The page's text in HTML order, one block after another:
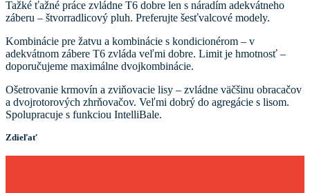
Tažké ťažné práce zvládne T6 dobre len s náradím adekvátneho
záberu – štvorradlicový pluh. Preferujte šesťvalcové modely.
Kombinácie pre žatvu a kombinácie s kondicionérom – v
adekvátnom zábere T6 zvláda veľmi dobre. Limit je hmotnosť –
doporučujeme maximálne dvojkombinácie.
Ošetrovanie krmovín a zviňovacie lisy – zvládne väčšinu obracačov
a dvojrotorových zhrňovačov. Veľmi dobrý do agregácie s lisom.
Spolupracuje s funkciou IntelliBale.
Zdieľať